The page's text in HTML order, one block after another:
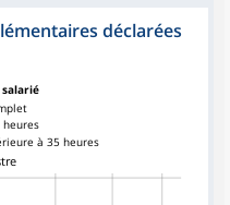
déclarées
heures
à 35 heures